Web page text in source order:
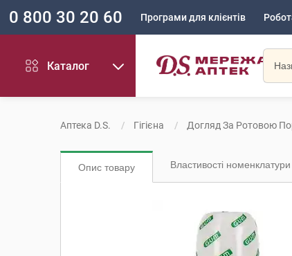
0 800 30 20 60 Програми для клієнтів
Каталог
Аптека D.S. Гігієна Догляд За Ротовою
Опис товару Властивості номенклатури